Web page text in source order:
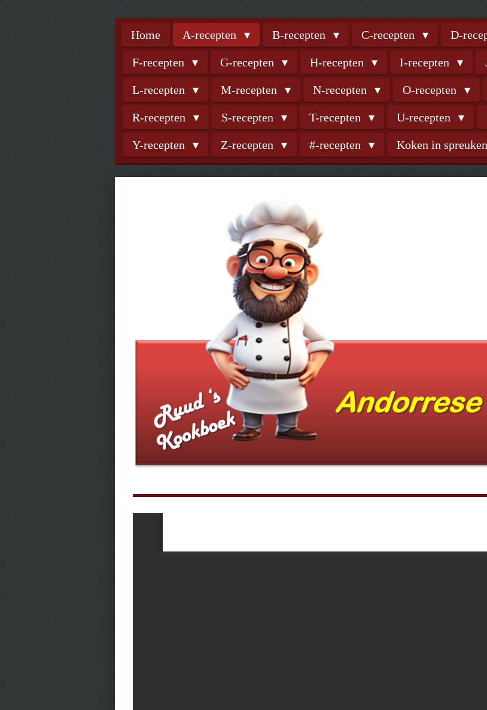
Home A-recepten B-recepten C-recepten D-
F-recepten G-recepten H-recepten I-recepten
L-recepten M-recepten N-recepten O-recepten
R-recepten S-recepten T-recepten U-recepten
Y-recepten Z-recepten #-recepten Koken in spreuken